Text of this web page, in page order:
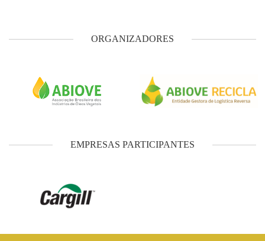
ORGANIZADORES
EMPRESAS PARTICIPANTES